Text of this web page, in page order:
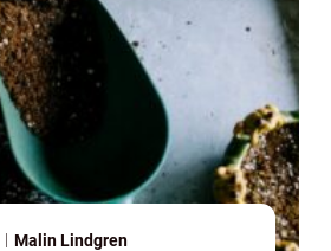
Malin Lindgren